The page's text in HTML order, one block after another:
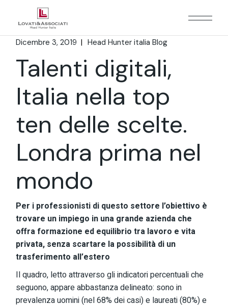
Dicembre 3, 2019 Head Hunter italia Blog
Talenti digitali,
Italia nella top
ten delle scelte.
Londra prima nel
mondo
Per i professionisti di questo settore l’obiettivo è
trovare un impiego in una grande azienda che
offra formazione ed equilibrio tra lavoro e vita
privata, senza scartare la possibilità di un
trasferimento all’estero
Il quadro, letto attraverso gli indicatori percentuali che
seguono, appare abbastanza delineato: sono in
prevalenza uomini (nel 68% dei casi) e laureati (80%) e